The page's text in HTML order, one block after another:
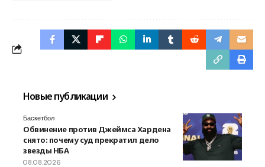
Новые публикации
Баскетбол
Обвинение против Джеймса Хардена
снято: почему суд прекратил дело
звезды НБА
08.08.2026